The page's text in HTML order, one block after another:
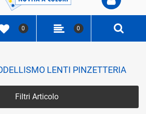
0 0
LENTI PINZETTERIA
Filtri Articolo